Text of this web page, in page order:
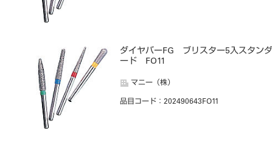
ダイヤバーFG ブリスター5入スタンダ
ード FO11
マニー（株）
品目コード ：202490643FO11